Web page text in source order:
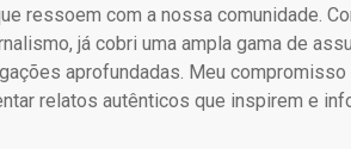
ressoem com a nossa comunidade.
já cobri uma ampla gama de
aprofundadas. Meu
relatos autênticos que inspirem e